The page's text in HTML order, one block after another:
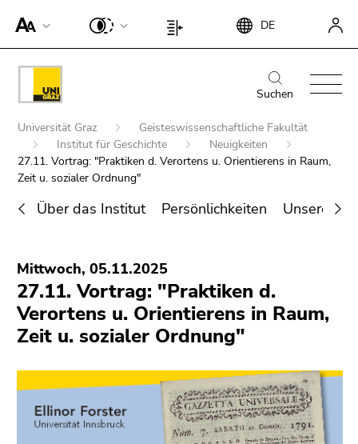
Seite
besser für
Screen-
Reader
darstellen
zu
können,
betätigen
Sie
diesen
verbesserte
Darstellung
für Screen-
Reader zu
deaktivieren,
Beginn
des
Seitenbereichs:
Seiteneinstellungen:
DE
Ende
dieses
Seitenbereichs.
Übersicht
Seitenbereiche
Beginn
Graz
Ende
Übersicht
Seitenbereiche
Suchen
Hauptnavigation:
Zur
Übersicht
der
Beginn
Seitenbereichs:
befinden
Universität Graz
Geisteswissenschaftliche Fakultät
Institut für Geschichte
Neuigkeiten
27.11. Vortrag: "Praktiken d. Verortens u. Orientierens in Raum,
Zeit u. sozialer Ordnung"
Über das Institut Persönlichkeiten Unsere
Seitenbereichs.
Zur
Übersicht
der
Mittwoch, 05.11.2025
27.11. Vortrag: "Praktiken d.
Verortens u. Orientierens in Raum,
Zeit u. sozialer Ordnung"